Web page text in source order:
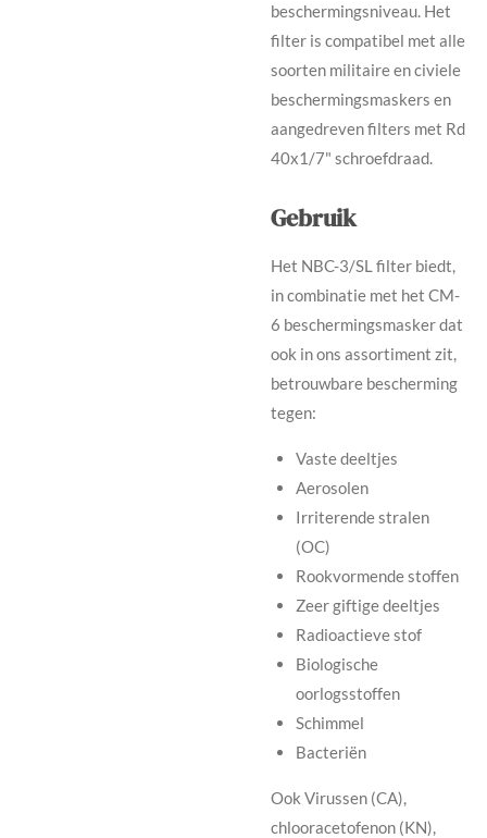
beschermingsniveau. Het
filter is compatibel met alle
soorten militaire en civiele
beschermingsmaskers en
aangedreven filters met Rd
40x1/7" schroefdraad.
Gebruik
Het NBC-3/SL filter biedt,
in combinatie met het CM-
6 beschermingsmasker dat
ook in ons assortiment zit,
betrouwbare bescherming
tegen:
Vaste deeltjes
Aerosolen
Irriterende stralen
(OC)
Rookvormende stoffen
Zeer giftige deeltjes
Radioactieve stof
Biologische
oorlogsstoffen
Schimmel
Bacteriën
Ook Virussen (CA),
chlooracetofenon (KN),